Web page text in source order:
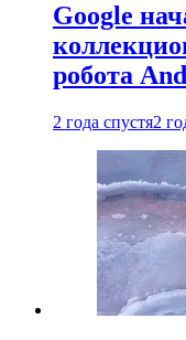
Google
робота
2 года спустя2